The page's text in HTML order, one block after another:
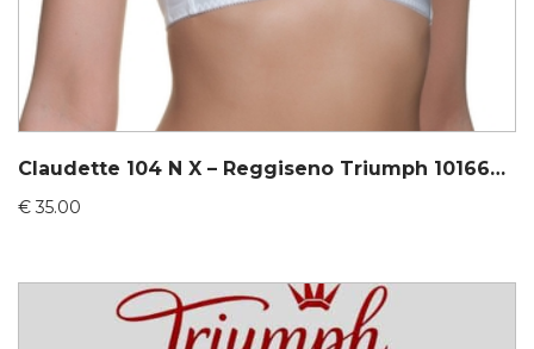
Claudette 104 N X – Reggiseno Triumph 10166799
€35.00